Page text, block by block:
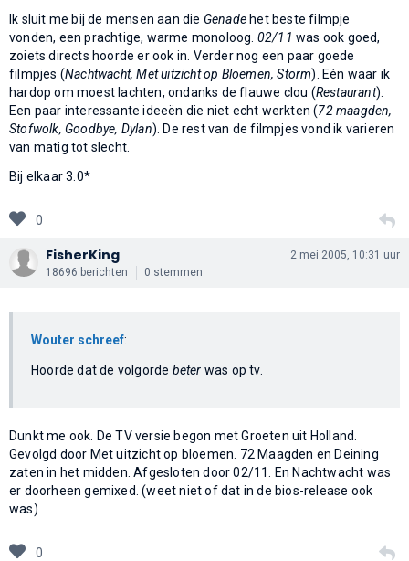
Ik sluit me bij de mensen aan die Genade het beste filmpje
vonden, een prachtige, warme monoloog. 02/11 was ook goed,
zoiets directs hoorde er ook in. Verder nog een paar goede
filmpjes (Nachtwacht, Met uitzicht op Bloemen, Storm). Eén waar ik
hardop om moest lachten, ondanks de flauwe clou (Restaurant).
Een paar interessante ideeën die niet echt werkten (72 maagden,
Stofwolk, Goodbye, Dylan). De rest van de filmpjes vond ik varieren
van matig tot slecht.
Bij elkaar 3.0*
0
FisherKing
18696 berichten 0 stemmen
2 mei 2005, 10:31 uur
Wouter schreef:
Hoorde dat de volgorde beter was op tv.
Dunkt me ook. De TV versie begon met Groeten uit Holland.
Gevolgd door Met uitzicht op bloemen. 72 Maagden en Deining
zaten in het midden. Afgesloten door 02/11. En Nachtwacht was
er doorheen gemixed. (weet niet of dat in de bios-release ook
was)
0